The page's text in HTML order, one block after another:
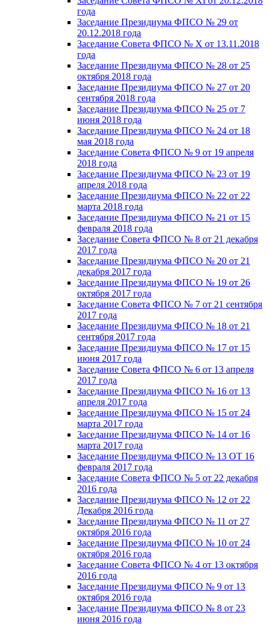
года
Заседание Президиума ФПСО № 29 от
20.12.2018 года
Заседание Совета ФПСО № X от 13.11.2018
года
Заседание Президиума ФПСО № 28 от 25
октября 2018 года
Заседание Президиума ФПСО № 27 от 20
сентября 2018 года
Заседание Президиума ФПСО № 25 от 7
июня 2018 года
Заседание Президиума ФПСО № 24 от 18
мая 2018 года
Заседание Совета ФПСО № 9 от 19 апреля
2018 года
Заседание Президиума ФПСО № 23 от 19
апреля 2018 года
Заседание Президиума ФПСО № 22 от 22
марта 2018 года
Заседание Президиума ФПСО № 21 от 15
февраля 2018 года
Заседание Совета ФПСО № 8 от 21 декабря
2017 года
Заседание Президиума ФПСО № 20 от 21
декабря 2017 года
Заседание Президиума ФПСО № 19 от 26
октября 2017 года
Заседание Совета ФПСО № 7 от 21 сентября
2017 года
Заседание Президиума ФПСО № 18 от 21
сентября 2017 года
Заседание Президиума ФПСО № 17 от 15
июня 2017 года
Заседание Совета ФПСО № 6 от 13 апреля
2017 года
Заседание Президиума ФПСО № 16 от 13
апреля 2017 года
Заседание Президиума ФПСО № 15 от 24
марта 2017 года
Заседание Президиума ФПСО № 14 от 16
марта 2017 года
Заседание Президиума ФПСО № 13 ОТ 16
февраля 2017 года
Заседание Совета ФПСО № 5 от 22 декабря
2016 года
Заседание Президиума ФПСО № 12 от 22
Декабря 2016 года
Заседание Президиума ФПСО № 11 от 27
октября 2016 года
Заседание Президиума ФПСО № 10 от 24
октября 2016 года
Заседание Совета ФПСО № 4 от 13 октября
2016 года
Заседание Президиума ФПСО № 9 от 13
октября 2016 года
Заседание Президиума ФПСО № 8 от 23
июня 2016 года